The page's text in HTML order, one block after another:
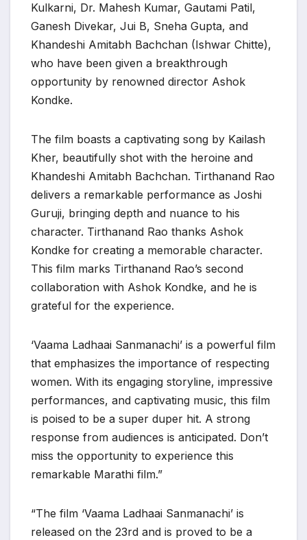
Kulkarni, Dr. Mahesh Kumar, Gautami Patil,
Ganesh Divekar, Jui B, Sneha Gupta, and
Khandeshi Amitabh Bachchan (Ishwar Chitte),
who have been given a breakthrough
opportunity by renowned director Ashok
Kondke.
The film boasts a captivating song by Kailash
Kher, beautifully shot with the heroine and
Khandeshi Amitabh Bachchan. Tirthanand Rao
delivers a remarkable performance as Joshi
Guruji, bringing depth and nuance to his
character. Tirthanand Rao thanks Ashok
Kondke for creating a memorable character.
This film marks Tirthanand Rao’s second
collaboration with Ashok Kondke, and he is
grateful for the experience.
‘Vaama Ladhaai Sanmanachi’ is a powerful film
that emphasizes the importance of respecting
women. With its engaging storyline, impressive
performances, and captivating music, this film
is poised to be a super duper hit. A strong
response from audiences is anticipated. Don’t
miss the opportunity to experience this
remarkable Marathi film.”
“The film ‘Vaama Ladhaai Sanmanachi’ is
released on the 23rd and is proved to be a